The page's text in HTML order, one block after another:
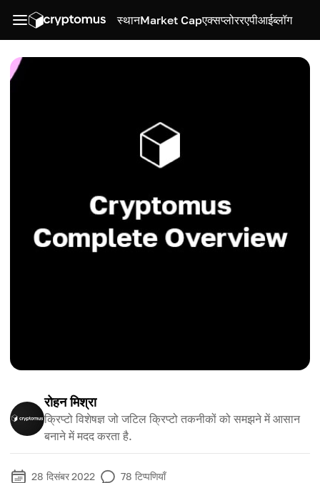
स्थानMarket Capएक्सप्लोररएपीआईब्लॉग
रोहन मिश्रा
क्रिप्टो विशेषज्ञ जो जटिल क्रिप्टो तकनीकों को समझने में आसान
बनाने में मदद करता है.
28 दिसंबर 2022 78 टिप्पणियाँ